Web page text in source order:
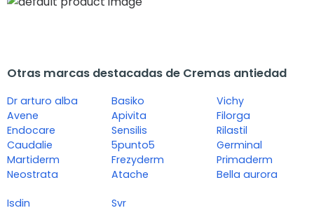
Otras marcas destacadas de Cremas antiedad
Dr arturo alba
Avene
Endocare
Caudalie
Martiderm
Neostrata
Basiko
Apivita
Sensilis
5punto5
Frezyderm
Atache
Vichy
Filorga
Rilastil
Germinal
Primaderm
Bella aurora
Isdin Svr